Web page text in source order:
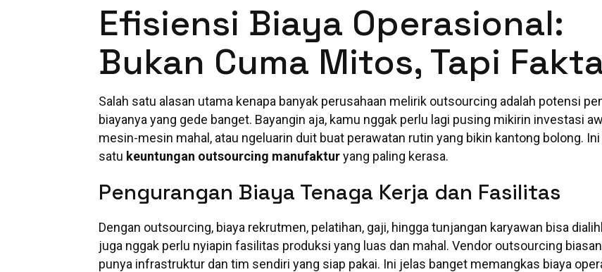
Efisiensi Biaya Operasional:
Bukan Cuma Mitos, Tapi
Salah satu alasan utama kenapa banyak perusahaan melirik outsourcing adalah potensi
biayanya yang gede banget. Bayangin aja, kamu nggak perlu lagi pusing mikirin investasi
mesin-mesin mahal, atau ngeluarin duit buat perawatan rutin yang bikin kantong bolong. Ini
satu keuntungan outsourcing manufakturyang paling kerasa.
Pengurangan Biaya Tenaga Kerja dan Fasilitas
Dengan outsourcing, biaya rekrutmen, pelatihan, gaji, hingga tunjangan karyawan bisa
juga nggak perlu nyiapin fasilitas produksi yang luas dan mahal. Vendor outsourcing
punya infrastruktur dan tim sendiri yang siap pakai. Ini jelas banget memangkas biaya